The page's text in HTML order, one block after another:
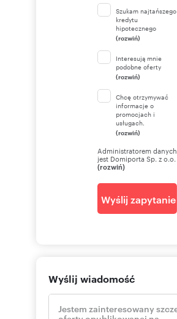
Szukam najtańszego
kredytu
hipotecznego
(rozwiń)
Interesują mnie
podobne oferty
(rozwiń)
Chcę otrzymywać
informacje o
promocjach i
usługach.
(rozwiń)
Administratorem danych
jest Domiporta Sp. z o.o.
(rozwiń)
Wyślij zapytanie
Wyślij wiadomość